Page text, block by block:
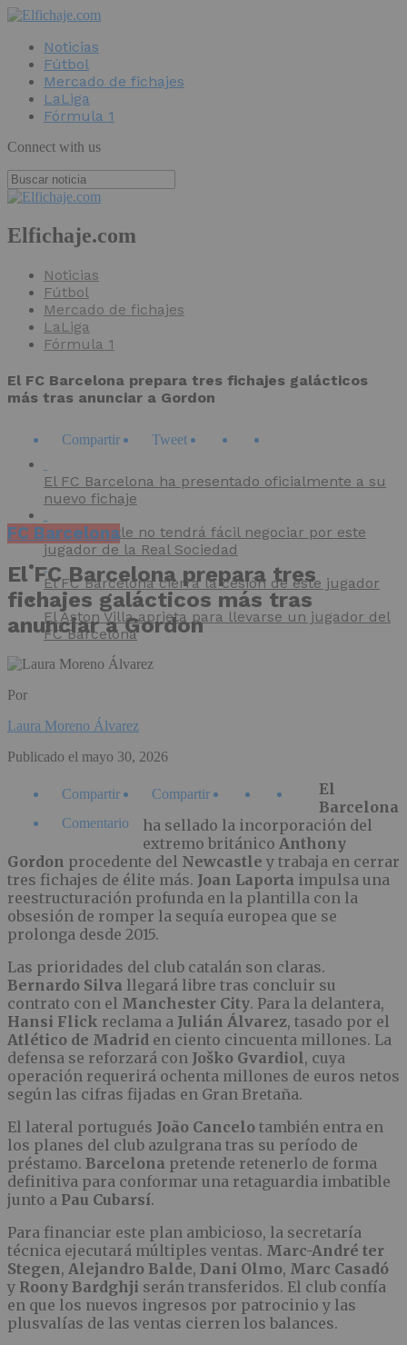
Noticias
Fútbol
Mercado de fichajes
LaLiga
Fórmula 1
Connect with us
Elfichaje.com
Noticias
Fútbol
Mercado de fichajes
LaLiga
Fórmula 1
El FC Barcelona prepara tres fichajes galácticos
más tras anunciar a Gordon
Compartir Tweet
El FC Barcelona ha presentado oficialmente a su
nuevo fichaje
El Newcastle no tendrá fácil negociar por este
jugador de la Real Sociedad
El FC Barcelona cierra la cesión de este jugador
El Aston Villa aprieta para llevarse un jugador del
FC Barcelona
FC Barcelona
El FC Barcelona prepara tres
fichajes galácticos más tras
anunciar a Gordon
Por
Laura Moreno Álvarez
Publicado el mayo 30, 2026
Compartir
Compartir
Comentario
El
Barcelona
ha sellado la incorporación del
extremo británico Anthony
Gordon procedente del Newcastle y trabaja en cerrar
tres fichajes de élite más. Joan Laporta impulsa una
reestructuración profunda en la plantilla con la
obsesión de romper la sequía europea que se
prolonga desde 2015.
Las prioridades del club catalán son claras.
Bernardo Silva llegará libre tras concluir su
contrato con el Manchester City. Para la delantera,
Hansi Flick reclama a Julián Álvarez, tasado por el
Atlético de Madrid en ciento cincuenta millones. La
defensa se reforzará con Joško Gvardiol, cuya
operación requerirá ochenta millones de euros netos
según las cifras fijadas en Gran Bretaña.
El lateral portugués João Cancelo también entra en
los planes del club azulgrana tras su período de
préstamo. Barcelona pretende retenerlo de forma
definitiva para conformar una retaguardia imbatible
junto a Pau Cubarsí.
Para financiar este plan ambicioso, la secretaría
técnica ejecutará múltiples ventas. Marc-André ter
Stegen, Alejandro Balde, Dani Olmo, Marc Casadó
y Roony Bardghji serán transferidos. El club confía
en que los nuevos ingresos por patrocinio y las
plusvalías de las ventas cierren los balances.